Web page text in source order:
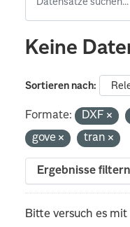
Keine
Sortieren nach
Formate: DXF
gove
tran
Ergebnisse filtern
Bitte versuch es